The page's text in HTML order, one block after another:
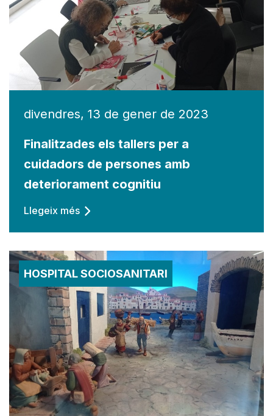
divendres, 13 de gener de 2023
Finalitzades els tallers per a
cuidadors de persones amb
deteriorament cognitiu
Llegeix més
HOSPITAL SOCIOSANITARI